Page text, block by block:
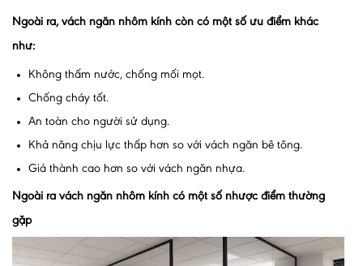
Ngoài ra, vách ngăn nhôm kính còn có một số ưu điểm khác
như:
Không thấm nước, chống mối mọt.
Chống cháy tốt.
An toàn cho người sử dụng.
Khả năng chịu lực thấp hơn so với vách ngăn bê tông.
Giá thành cao hơn so với vách ngăn nhựa.
Ngoài ra vách ngăn nhôm kính có một số nhược điểm thường
gặp